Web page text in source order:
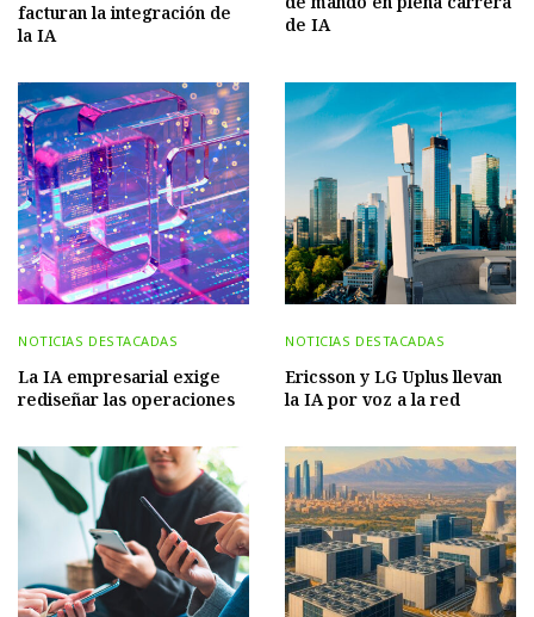
facturan la integración de
la IA
de IA
NOTICIAS DESTACADAS
La IA empresarial exige
rediseñar las operaciones
NOTICIAS DESTACADAS
Ericsson y LG Uplus llevan
la IA por voz a la red